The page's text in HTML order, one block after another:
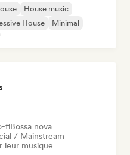
House music
House
Minimal
fiBossa nova
/ Mainstream
leur musique